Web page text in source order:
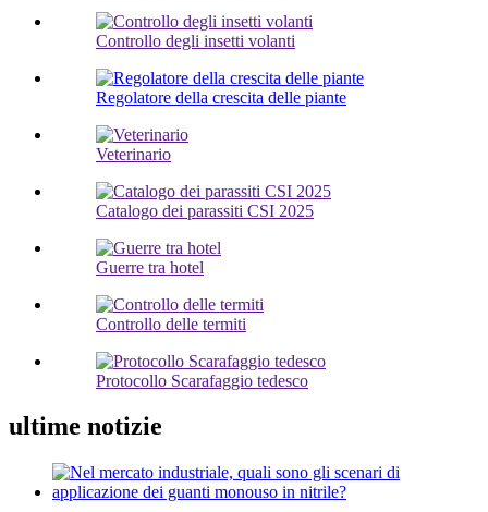
Controllo degli insetti volanti
Regolatore della crescita delle piante
Veterinario
Catalogo dei parassiti CSI 2025
Guerre tra hotel
Controllo delle termiti
Protocollo Scarafaggio tedesco
ultime notizie